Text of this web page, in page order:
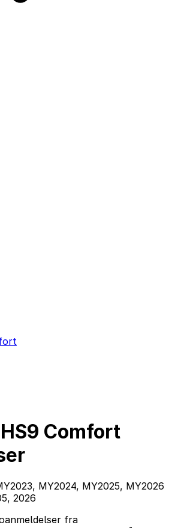
Comfort
MY2024, MY2025, MY2026
2026
fra